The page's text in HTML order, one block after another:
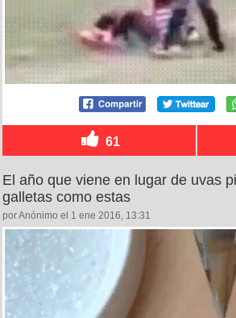
61
El año que viene en lugar de uvas
galletas como estas
por Anónimo el 1 ene 2016, 13:31